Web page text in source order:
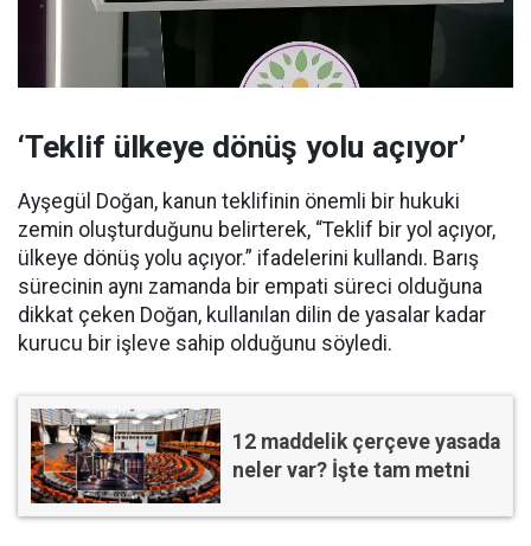
‘Teklif ülkeye dönüş yolu açıyor’
Ayşegül Doğan, kanun teklifinin önemli bir hukuki
zemin oluşturduğunu belirterek, “Teklif bir yol açıyor,
ülkeye dönüş yolu açıyor.” ifadelerini kullandı. Barış
sürecinin aynı zamanda bir empati süreci olduğuna
dikkat çeken Doğan, kullanılan dilin de yasalar kadar
kurucu bir işleve sahip olduğunu söyledi.
12 maddelik çerçeve yasada
neler var? İşte tam metni